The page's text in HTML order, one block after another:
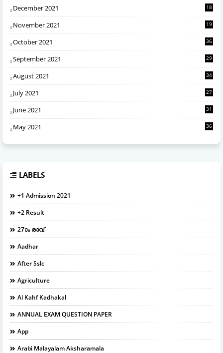
December 2021 18
November 2021 19
October 2021 36
September 2021 29
August 2021 34
July 2021 27
June 2021 31
May 2021 36
LABELS
+1 Admission 2021
+2 Result
27ാം രാവ്
Aadhar
After Sslc
Agriculture
Al Kahf Kadhakal
ANNUAL EXAM QUESTION PAPER
App
Arabi Malayalam Aksharamala